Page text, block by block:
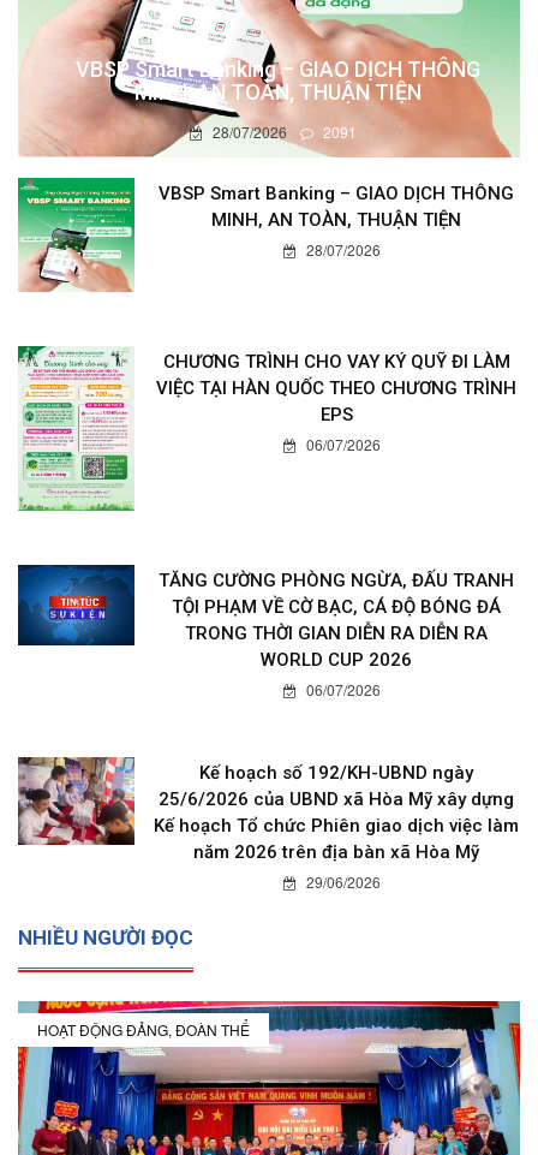
VBSP Smart Banking – GIAO DỊCH THÔNG
MINH, AN TOÀN, THUẬN TIỆN
28/07/2026 2091
VBSP Smart Banking – GIAO DỊCH THÔNG
MINH, AN TOÀN, THUẬN TIỆN
28/07/2026
CHƯƠNG TRÌNH CHO VAY KÝ QUỸ ĐI LÀM
VIỆC TẠI HÀN QUỐC THEO CHƯƠNG TRÌNH
EPS
06/07/2026
TĂNG CƯỜNG PHÒNG NGỪA, ĐẤU TRANH
TỘI PHẠM VỀ CỜ BẠC, CÁ ĐỘ BÓNG ĐÁ
TRONG THỜI GIAN DIỄN RA DIỄN RA
WORLD CUP 2026
06/07/2026
Kế hoạch số 192/KH-UBND ngày
25/6/2026 của UBND xã Hòa Mỹ xây dựng
Kế hoạch Tổ chức Phiên giao dịch việc làm
năm 2026 trên địa bàn xã Hòa Mỹ
29/06/2026
NHIỀU NGƯỜI ĐỌC
HOẠT ĐỘNG ĐẢNG, ĐOÀN THỂ